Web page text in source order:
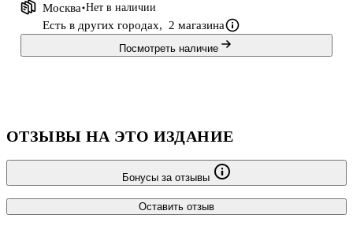
Москва Нет в наличии
Есть в других городах, 2 магазина
Посмотреть наличие
ОТЗЫВЫ НА ЭТО ИЗДАНИЕ
Бонусы за отзывы
Оставить отзыв